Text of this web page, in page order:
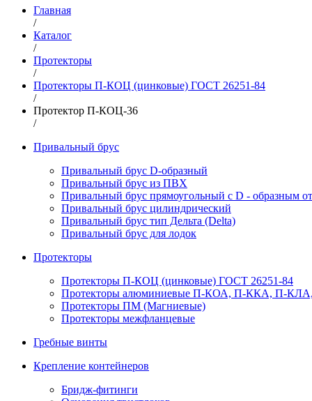
Главная
/
Каталог
/
Протекторы
/
Протекторы П-КОЦ (цинковые) ГОСТ 26251-84
/
Протектор П-КОЦ-36
/
Привальный брус
Привальный брус D-образный
Привальный брус из ПВХ
Привальный брус прямоугольный с D - образным
Привальный брус цилиндрический
Привальный брус тип Дельта (Delta)
Привальный брус для лодок
Протекторы
Протекторы П-КОЦ (цинковые) ГОСТ 26251-84
Протекторы алюминиевые П-КОА, П-ККА, П-
Протекторы ПМ (Магниевые)
Протекторы межфланцевые
Гребные винты
Крепление контейнеров
Бридж-фитинги